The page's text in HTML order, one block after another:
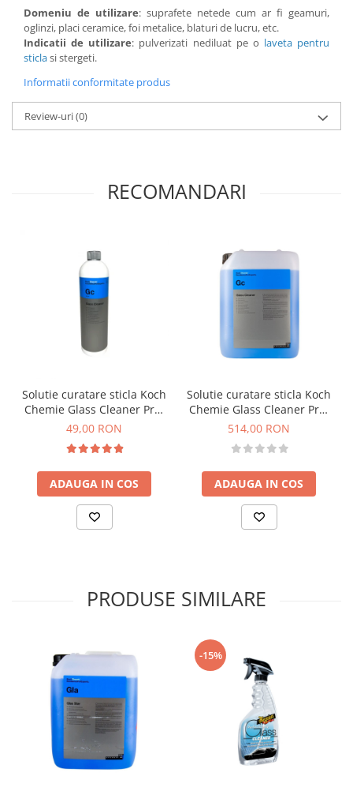
Domeniu de utilizare: suprafete netede cum ar fi geamuri,
oglinzi, placi ceramice, foi metalice, blaturi de lucru, etc.
Indicatii de utilizare: pulverizati nediluat pe o laveta pentru
sticlasi stergeti.
Informatii conformitate produs
Review-uri(0)
RECOMANDARI
Solutie curatare sticla Koch
Chemie Glass Cleaner Pro,
Gc, 1L
49,00 RON
ADAUGA IN COS
Solutie curatare sticla Koch
Chemie Glass Cleaner Pro,
Gc, 20L
514,00 RON
ADAUGA IN COS
PRODUSE SIMILARE
-15%